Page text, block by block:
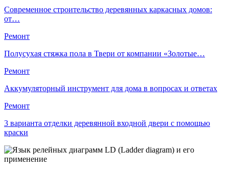
Современное строительство деревянных каркасных домов:
от…
Ремонт
Полусухая стяжка пола в Твери от компании «Золотые…
Ремонт
Аккумуляторный инструмент для дома в вопросах и ответах
Ремонт
3 варианта отделки деревянной входной двери с помощью
краски